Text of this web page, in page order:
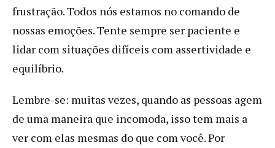
frustração. Todos nós estamos no comando de
nossas emoções. Tente sempre ser paciente e
lidar com situações difíceis com assertividade e
equilíbrio.
Lembre-se: muitas vezes, quando as pessoas agem
de uma maneira que incomoda, isso tem mais a
ver com elas mesmas do que com você. Por